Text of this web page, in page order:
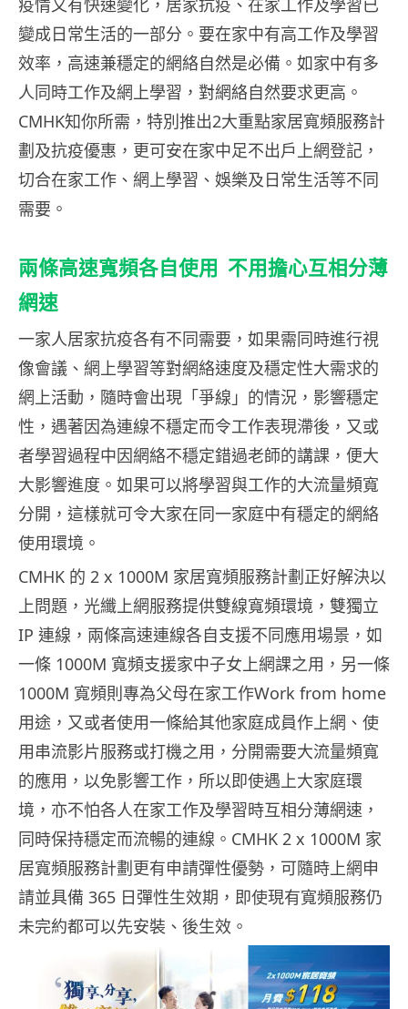
疫情又有快速變化，居家抗疫、在家工作及學習已
變成日常生活的一部分。要在家中有高工作及學習
效率，高速兼穩定的網絡自然是必備。如家中有多
人同時工作及網上學習，對網絡自然要求更高。
CMHK知你所需，特別推出2大重點家居寬頻服務計
劃及抗疫優惠，更可安在家中足不出戶上網登記，
切合在家工作、網上學習、娛樂及日常生活等不同
需要。
兩條高速寬頻各自使用 不用擔心互相分薄
網速
一家人居家抗疫各有不同需要，如果需同時進行視
像會議、網上學習等對網絡速度及穩定性大需求的
網上活動，隨時會出現「爭線」的情況，影響穩定
性，遇著因為連線不穩定而令工作表現滯後，又或
者學習過程中因網絡不穩定錯過老師的講課，便大
大影響進度。如果可以將學習與工作的大流量頻寬
分開，這樣就可令大家在同一家庭中有穩定的網絡
使用環境。
CMHK 的 2 x 1000M 家居寬頻服務計劃正好解決以
上問題，光纖上網服務提供雙線寬頻環境，雙獨立
IP 連線，兩條高速連線各自支援不同應用場景，如
一條 1000M 寬頻支援家中子女上網課之用，另一條
1000M 寬頻則專為父母在家工作Work from home
用途，又或者使用一條給其他家庭成員作上網、使
用串流影片服務或打機之用，分開需要大流量頻寬
的應用，以免影響工作，所以即使遇上大家庭環
境，亦不怕各人在家工作及學習時互相分薄網速，
同時保持穩定而流暢的連線。CMHK 2 x 1000M 家
居寬頻服務計劃更有申請彈性優勢，可隨時上網申
請並具備 365 日彈性生效期，即使現有寬頻服務仍
未完約都可以先安裝、後生效。